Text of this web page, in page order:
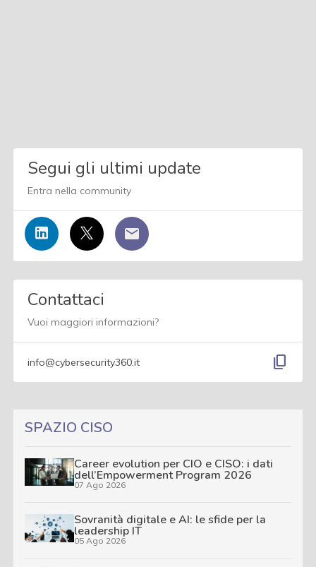
Segui gli ultimi update
Entra nella community
Contattaci
Vuoi maggiori informazioni?
info@cybersecurity360.it content_copy
SPAZIO CISO
Career evolution per CIO e CISO: i dati
dell’Empowerment Program 2026
07 Ago 2026
Sovranità digitale e AI: le sfide per la
leadership IT
05 Ago 2026